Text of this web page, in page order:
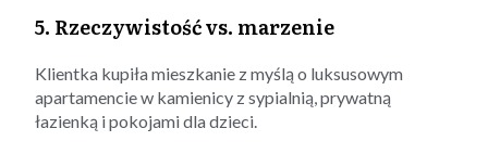
5. Rzeczywistość vs. marzenie
Klientka kupiła mieszkanie z myślą o luksusowym
apartamencie w kamienicy z sypialnią, prywatną
łazienką i pokojami dla dzieci.